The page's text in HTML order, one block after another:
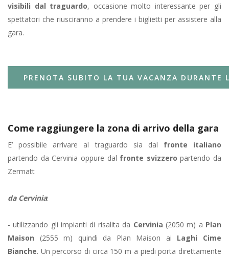
visibili dal traguardo, occasione molto interessante per gli
spettatori che riusciranno a prendere i biglietti per assistere alla
gara.
PRENOTA SUBITO LA TUA VACANZA DURANTE
Come raggiungere la zona di arrivo della gara
E’ possibile arrivare al traguardo sia dal fronte italiano
partendo da Cervinia oppure dal fronte svizzero partendo da
Zermatt
da Cervinia:
- utilizzando gli impianti di risalita da Cervinia (2050 m) a Plan
Maison (2555 m) quindi da Plan Maison ai Laghi Cime
Bianche. Un percorso di circa 150 m a piedi porta direttamente